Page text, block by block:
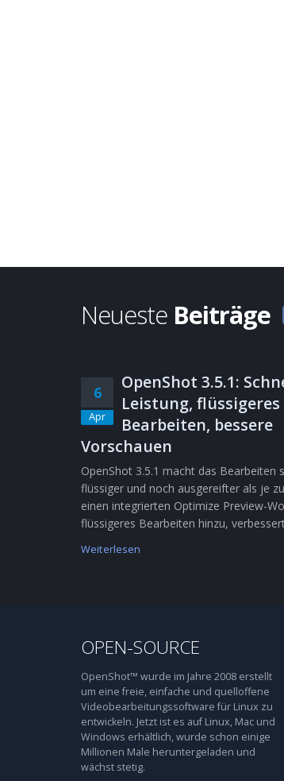
Neueste Beiträge
6
Apr
OpenShot 3.5.1:
Leistung, flüssigeres
Bearbeiten, bessere
Vorschauen
OpenShot 3.5.1 macht das Bearbeiten
flüssiger und noch ausgereifter als je
einen integrierten Optimize Preview-
flüssigeres Bearbeiten hinzu,
Weiterlesen
OPEN-SOURCE
OpenShot™ wurde im Jahre 2008 erstellt
um eine freie, einfache und quelloffene
Videobearbeitungssoftware für Linux zu
entwickeln. Jetzt ist es auf Linux, Mac und
Windows erhältlich, wurde schon einige
Millionen Male heruntergeladen und
wächst stetig.